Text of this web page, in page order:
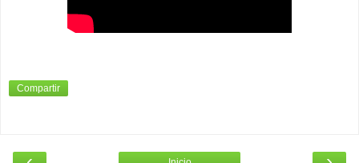
Compartir